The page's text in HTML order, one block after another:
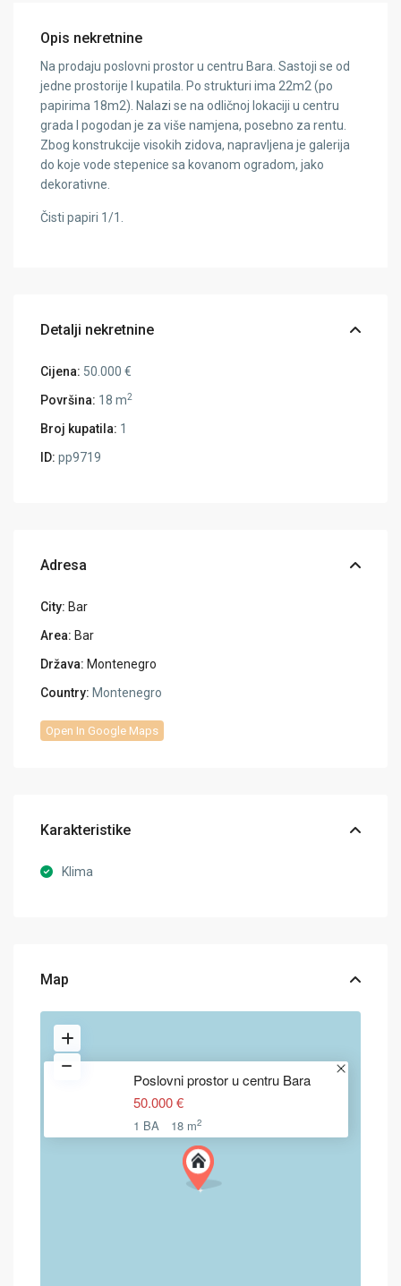
Opis nekretnine
Na prodaju poslovni prostor u centru Bara. Sastoji se od
jedne prostorije I kupatila. Po strukturi ima 22m2 (po
papirima 18m2). Nalazi se na odličnoj lokaciji u centru
grada I pogodan je za više namjena, posebno za rentu.
Zbog konstrukcije visokih zidova, napravljena je galerija
do koje vode stepenice sa kovanom ogradom, jako
dekorativne.
Čisti papiri 1/1.
Detalji nekretnine
Cijena: 50.000 €
Površina: 18 m2
Broj kupatila: 1
ID: pp9719
Adresa
City: Bar
Area: Bar
Država: Montenegro
Country: Montenegro
Open In Google Maps
Karakteristike
Klima
Map
Poslovni prostor u centru Bara
50.000 €
1 BA 18 m2